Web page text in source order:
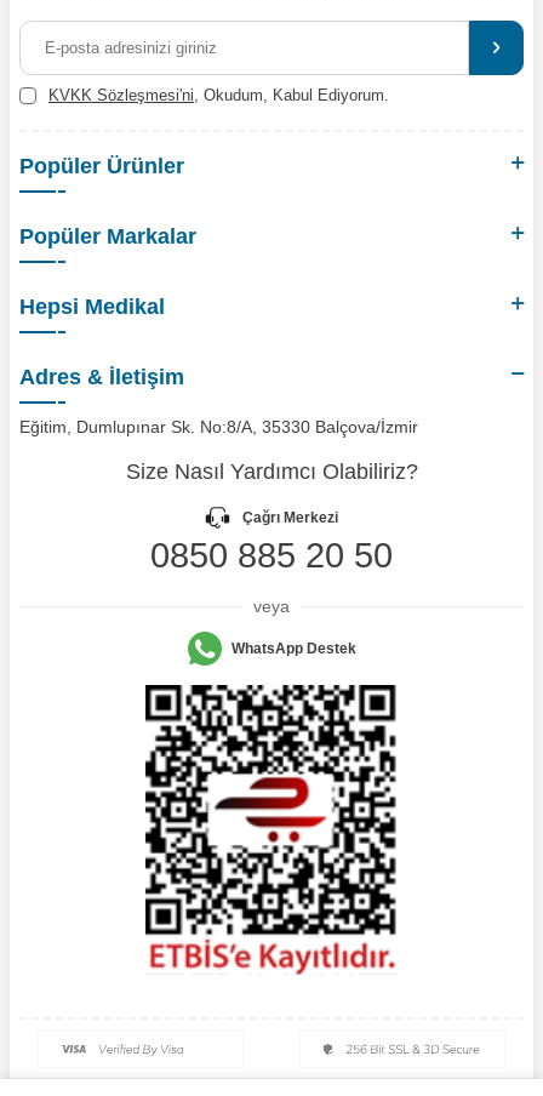
KVKK Sözleşmesi'ni , Okudum, Kabul Ediyorum.
Popüler Ürünler
Popüler Markalar
Hepsi Medikal
Adres & İletişim
Eğitim, Dumlupınar Sk. No:8/A, 35330 Balçova/İzmir
Size Nasıl Yardımcı Olabiliriz?
Çağrı Merkezi
0850 885 20 50
veya
WhatsApp Destek